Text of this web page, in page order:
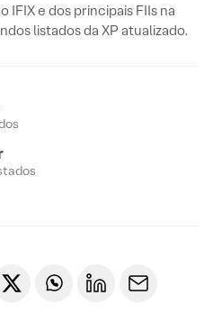
e dos principais FIIs na
listados da XP atualizado.